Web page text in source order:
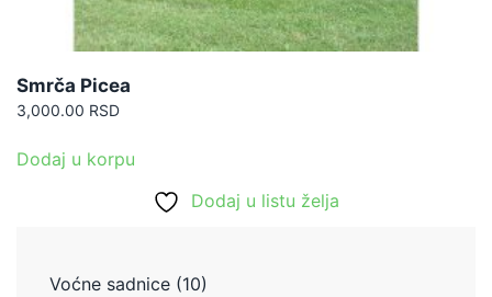
Smrča Picea
3,000.00 RSD
Dodaj u korpu
Dodaj u listu želja
Voćne sadnice (10)